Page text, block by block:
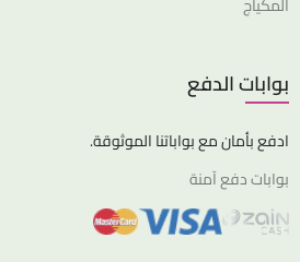
بوابات الدفع
ادفع بأمان مع بواباتنا الموثوقة.
بوابات دفع آمنة